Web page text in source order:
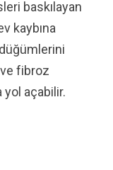
baskılayan
kaybına
fibroz
yol açabilir.